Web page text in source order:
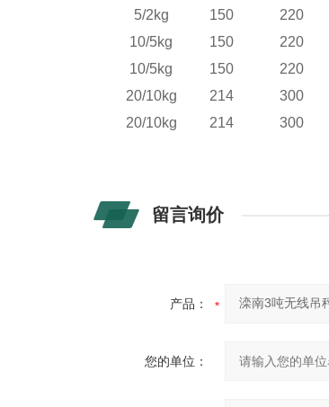
5/2kg 150 220
10/5kg 150 220
10/5kg 150 220
20/10kg 214 300
20/10kg 214 300
留言询价
产品：
您的单位：